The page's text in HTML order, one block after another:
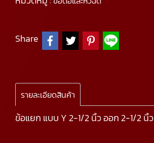
Share
รายละเอียดสินค้า
ข้อแยก แบบ Y 2-1/2 นิ้ว ออก 2-1/2 นิ้ว